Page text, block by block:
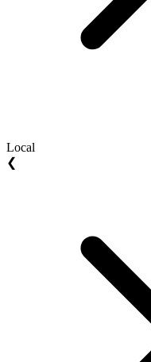
Local
❮